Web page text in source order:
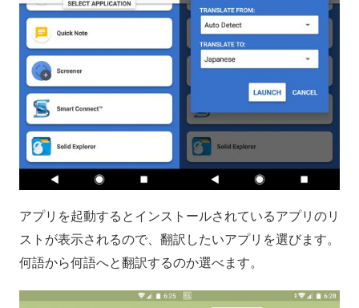
アプリを起動するとインストールされているアプリのリ
ストが表示されるので、翻訳したいアプリを選びます。
何語から何語へと翻訳するのか選べます。